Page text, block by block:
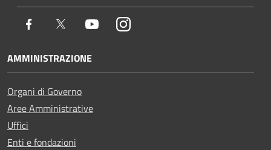
Facebook Twitter YoutubeInstagram
AMMINISTRAZIONE
Organi di Governo
Aree Amministrative
Uffici
Enti e fondazioni